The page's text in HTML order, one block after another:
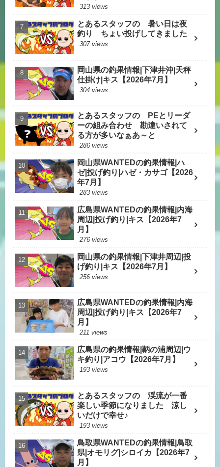
313 views
とあるスタッフの 暑い日は夜
釣り ちょい投げしてきました
307 views
岡山県の釣果情報|下津井沖|天秤
仕掛け|キス【2026年7月】
304 views
とあるスタッフの PEとリーダ
ーの組み合わせ 勘違いされて
る方が多いなぁあ～と
286 views
岡山県WANTEDの釣果情報|ハ
ゼ|投げ釣り|ハゼ・カサゴ【2026
年7月】
283 views
広島県WANTEDの釣果情報|内海
周辺|投げ釣り|キス【2026年7
月】
276 views
岡山県の釣果情報|下津井周辺|投
げ釣り|キス【2026年7月】
256 views
広島県WANTEDの釣果情報|内海
周辺|投げ釣り|キス【2026年7
月】
211 views
広島県の釣果情報|鞆の浦周辺|ウ
キ釣り|アコウ【2026年7月】
193 views
とあるスタッフの 渓流が一番
楽しい季節になりました 涼し
いだけで幸せ♪
193 views
鳥取県WANTEDの釣果情報|鳥取
県|オモリグ|シロイカ【2026年7
月】